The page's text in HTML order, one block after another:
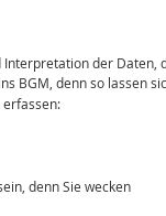
der Daten,
BGM, denn so lassen
erfassen:
denn Sie wecken